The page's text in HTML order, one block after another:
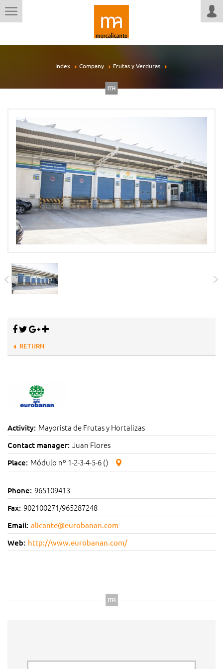
Index Company Frutas y Verduras
RETURN
Activity: Mayorista de Frutas y Hortalizas
Contact manager: Juan Flores
Place: Módulo nº 1-2-3-4-5-6 ()
Phone: 965109413
Fax: 902100271/965287248
Email: alicante@eurobanan.com
Web: http://www.eurobanan.com/